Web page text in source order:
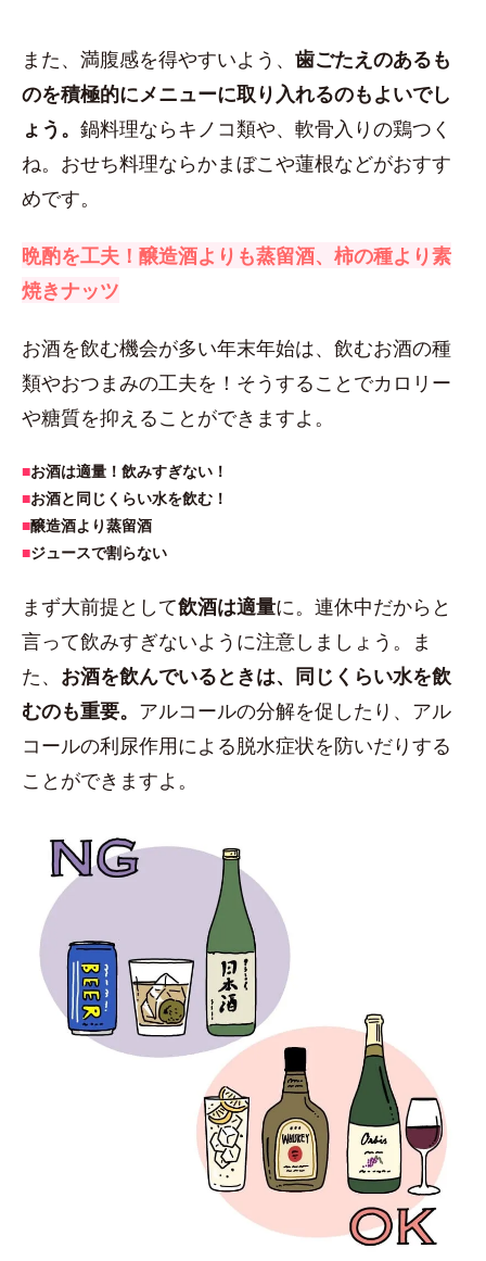
また、満腹感を得やすいよう、 歯ごたえのあるも
のを積極的にメニューに取り入れるのもよいでし
ょう。 鍋料理ならキノコ類や、軟骨入りの鶏つく
ね。おせち料理ならかまぼこや蓮根などがおすす
めです。
晩酌を工夫！醸造酒よりも蒸留酒、柿の種より素
焼きナッツ
お酒を飲む機会が多い年末年始は、飲むお酒の種
類やおつまみの工夫を！そうすることでカロリー
や糖質を抑えることができますよ。
■お酒は適量！飲みすぎない！
■お酒と同じくらい水を飲む！
■醸造酒より蒸留酒
■ジュースで割らない
まず大前提として飲酒は適量に。連休中だからと
言って飲みすぎないように注意しましょう。ま
た、 お酒を飲んでいるときは、同じくらい水を飲
むのも重要。 アルコールの分解を促したり、アル
コールの利尿作用による脱水症状を防いだりする
ことができますよ。